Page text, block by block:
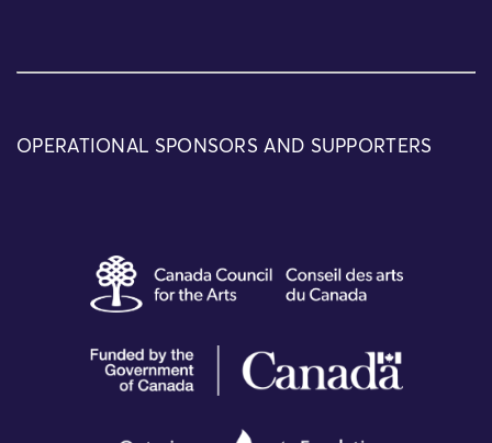
OPERATIONAL SPONSORS AND SUPPORTERS